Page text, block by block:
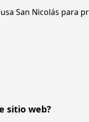
San Nicolás para
sitio web?